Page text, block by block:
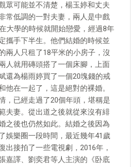
眾可能並不清楚，楊玉婷和丈夫
常低調的一對夫妻，兩人是中戲
大學的時候就開始戀愛，經過8年
攜手下半生。他們結婚的時候並
兩人只租了18平米的小房子，沒
人就用磚頭搭了一個床腳，上面
還為楊雨婷買了一個20塊錢的戒
他在一起了，這是絕對的裸婚。
，已經走過了20個年頭，堪稱是
夫妻。從出道之後就從來沒有緋
之後也仍然如此。結婚之後因為
娛樂圈一段時間，最近幾年41歲
出接拍了一些電視劇，2016年，
嘉譯、劉奕君等人主演的《卧底